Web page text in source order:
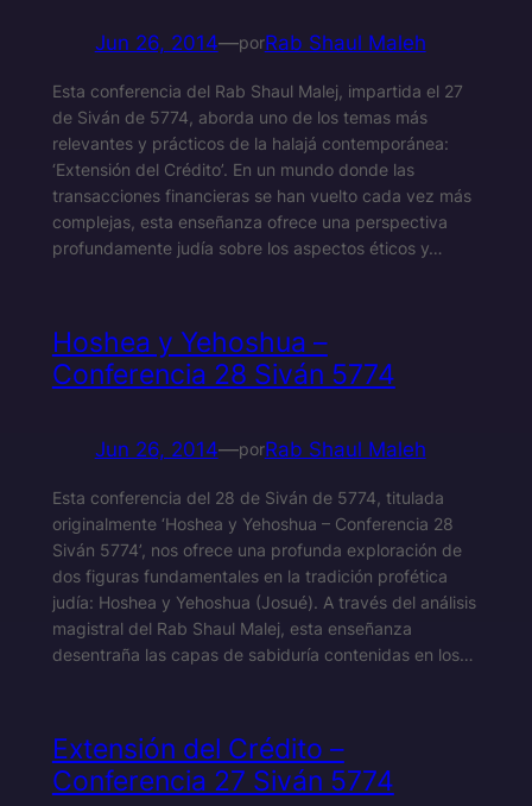
Jun 26, 2014—porRab Shaul Maleh
Esta conferencia del Rab Shaul Malej, impartida el 27
de Siván de 5774, aborda uno de los temas más
relevantes y prácticos de la halajá contemporánea:
‘Extensión del Crédito’. En un mundo donde las
transacciones financieras se han vuelto cada vez más
complejas, esta enseñanza ofrece una perspectiva
profundamente judía sobre los aspectos éticos y…
Hoshea y Yehoshua –
Conferencia 28 Siván 5774
Jun 26, 2014—porRab Shaul Maleh
Esta conferencia del 28 de Siván de 5774, titulada
originalmente ‘Hoshea y Yehoshua – Conferencia 28
Siván 5774’, nos ofrece una profunda exploración de
dos figuras fundamentales en la tradición profética
judía: Hoshea y Yehoshua (Josué). A través del análisis
magistral del Rab Shaul Malej, esta enseñanza
desentraña las capas de sabiduría contenidas en los…
Extensión del Crédito –
Conferencia 27 Siván 5774